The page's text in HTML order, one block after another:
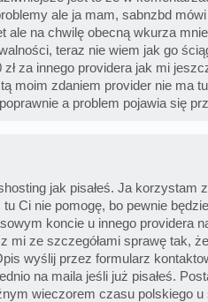
ale ja mam, sabnzbd
ale na chwilę obecną wkurza
teraz nie wiem jak go
zł za innego providera jak mi
moim zdaniem provider nie ma
a problem pojawia się
jak pisałeś. Ja korzystam
Ci nie pomogę, bo pewnie
koncie u innego providera
mi ze szczegółami sprawę tak,
wyślij przez formularz
na maila jeśli już pisałeś.
wieczorem czasu polskiego u